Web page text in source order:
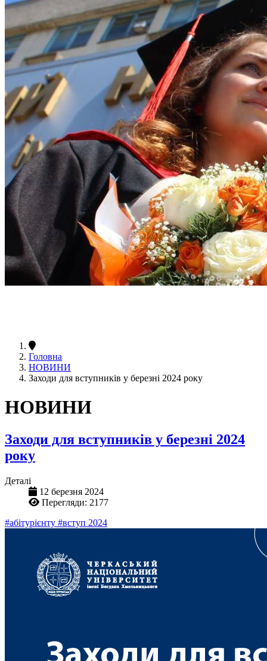
Головна
НОВИНИ
Заходи для вступників у березні 2024 року
НОВИНИ
Заходи для вступників у березні 2024
року
Деталі
12 березня 2024
Перегляди: 2177
#абітурієнту #вступ 2024